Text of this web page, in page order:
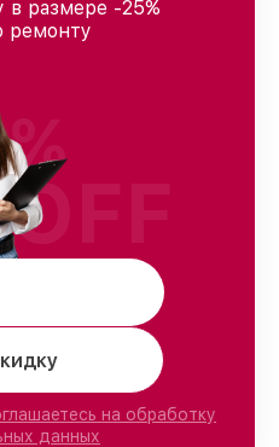
в размере -25%
ремонту
на обработку
данных
%
OFF